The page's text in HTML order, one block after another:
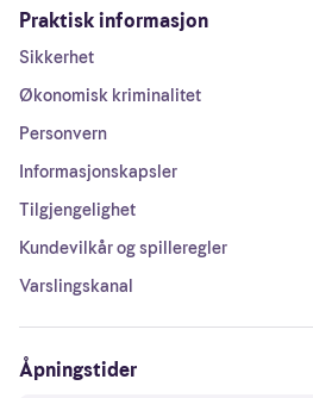
Praktisk informasjon
Sikkerhet
Økonomisk kriminalitet
Personvern
Informasjonskapsler
Tilgjengelighet
Kundevilkår og spilleregler
Varslingskanal
Åpningstider